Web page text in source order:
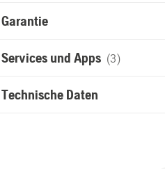
Garantie
Services und Apps (3)
Technische Daten